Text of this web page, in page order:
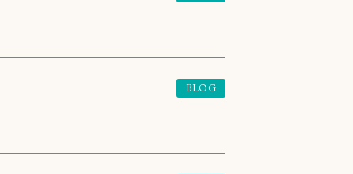
BLOG